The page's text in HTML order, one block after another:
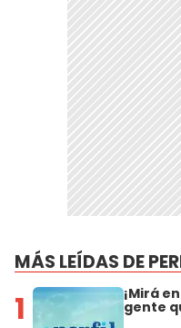
MÁS LEÍDAS DE
1 ¡Mirá
gente